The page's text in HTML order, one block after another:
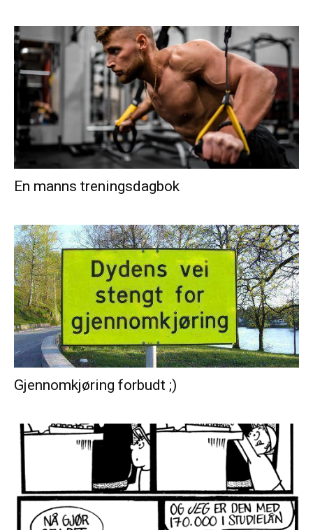
En manns treningsdagbok
Gjennomkjøring forbudt ;)